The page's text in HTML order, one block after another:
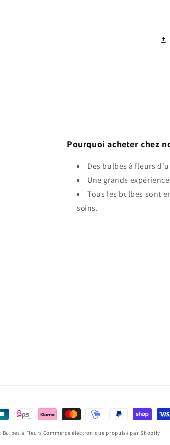
Pourquoi acheter chez
Des bulbes à fleurs
Une grande
Tous les bulbes sont
soins.
Bulbes à Fleurs Commerce électronique propulsé par Shopify